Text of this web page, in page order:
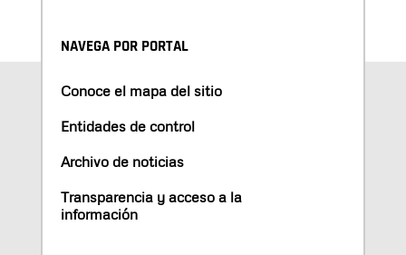
NAVEGA POR PORTAL
Conoce el mapa del sitio
Entidades de control
Archivo de noticias
Transparencia y acceso a la
información